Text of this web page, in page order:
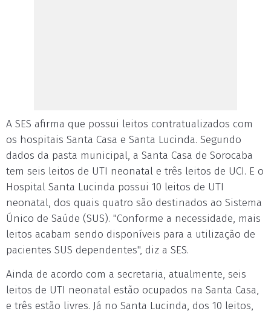
A SES afirma que possui leitos contratualizados com
os hospitais Santa Casa e Santa Lucinda. Segundo
dados da pasta municipal, a Santa Casa de Sorocaba
tem seis leitos de UTI neonatal e três leitos de UCI. E o
Hospital Santa Lucinda possui 10 leitos de UTI
neonatal, dos quais quatro são destinados ao Sistema
Único de Saúde (SUS). "Conforme a necessidade, mais
leitos acabam sendo disponíveis para a utilização de
pacientes SUS dependentes", diz a SES.
Ainda de acordo com a secretaria, atualmente, seis
leitos de UTI neonatal estão ocupados na Santa Casa,
e três estão livres. Já no Santa Lucinda, dos 10 leitos,